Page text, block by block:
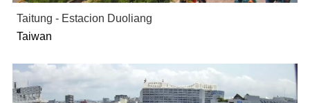
Taitung - Estacion Duoliang
Taiwan